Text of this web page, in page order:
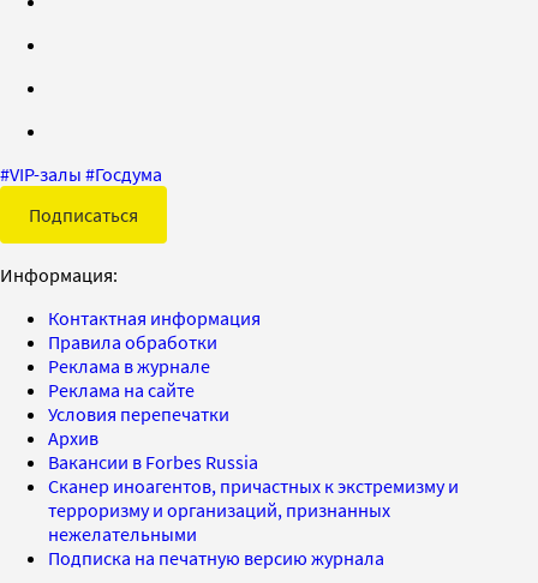
#VIP-залы #Госдума
Подписаться
Информация:
Контактная информация
Правила обработки
Реклама в журнале
Реклама на сайте
Условия перепечатки
Архив
Вакансии в Forbes Russia
Сканер иноагентов, причастных к экстремизму и
терроризму и организаций, признанных
нежелательными
Подписка на печатную версию журнала